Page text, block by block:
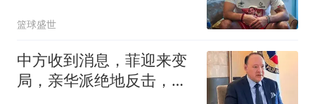
篮球盛世
中方收到消息，菲迎来变
局，亲华派绝地反击，老